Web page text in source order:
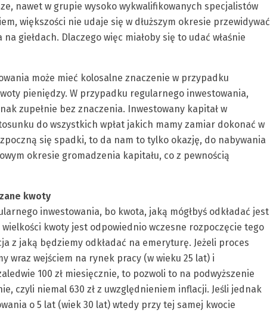
nawet w grupie wysoko wykwalifikowanych specjalistów
większości nie udaje się w dłuższym okresie przewidywać
giełdach. Dlaczego więc miałoby się to udać właśnie
może mieć kolosalne znaczenie w przypadku
pieniędzy. W przypadku regularnego inwestowania,
zupełnie bez znaczenia. Inwestowany kapitał w
do wszystkich wpłat jakich mamy zamiar dokonać w
się spadki, to da nam to tylko okazję, do nabywania
okresie gromadzenia kapitału, co z pewnością
kwoty
inwestowania, bo kwota, jaką mógłbyś odkładać jest
wielkości kwoty jest odpowiednio wczesne rozpoczęcie tego
z jaką będziemy odkładać na emeryturę. Jeżeli proces
wraz wejściem na rynek pracy (w wieku 25 lat) i
100 zł miesięcznie, to pozwoli to na podwyższenie
czyli niemal 630 zł z uwzględnieniem inflacji. Jeśli jednak
o 5 lat (wiek 30 lat) wtedy przy tej samej kwocie